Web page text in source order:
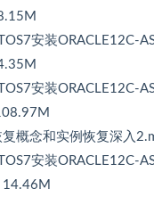
安装ORACLE12C-
安装ORACLE12C-
概念和实例恢复深入
安装ORACLE12C-
14.46M